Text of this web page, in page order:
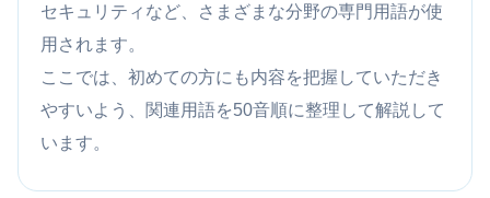
セキュリティなど、さまざまな分野の専門用語が使
用されます。
ここでは、初めての方にも内容を把握していただき
やすいよう、関連用語を50音順に整理して解説して
います。